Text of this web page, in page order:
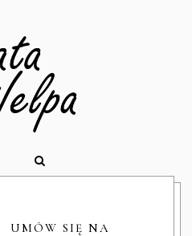
UMÓW SIĘ NA